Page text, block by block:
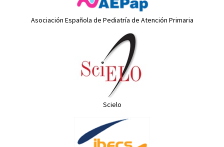
Asociación Española de Pediatría de Atención Primaria
Scielo